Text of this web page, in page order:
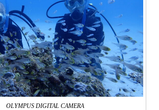
OLYMPUS DIGITAL CAMERA